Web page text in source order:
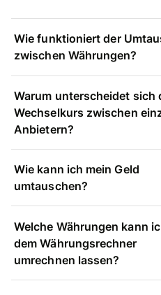
Wie funktioniert der
zwischen Währungen?
Warum unterscheidet sich
Wechselkurs zwischen
Anbietern?
Wie kann ich mein Geld
umtauschen?
Welche Währungen kann
dem Währungsrechner
umrechnen lassen?